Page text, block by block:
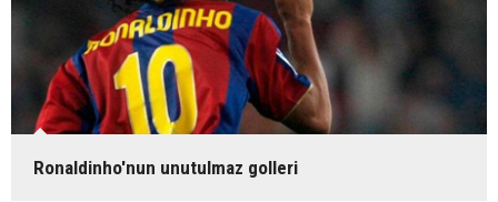
Ronaldinho'nun unutulmaz golleri